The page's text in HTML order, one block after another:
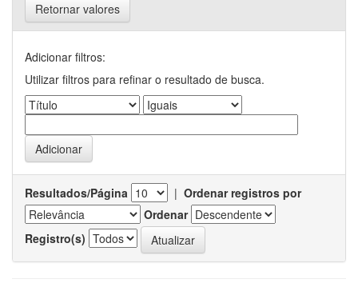
Retornar valores
Adicionar filtros:
Utilizar filtros para refinar o resultado de busca.
Resultados/Página | Ordenar registros por
Ordenar
Registro(s)